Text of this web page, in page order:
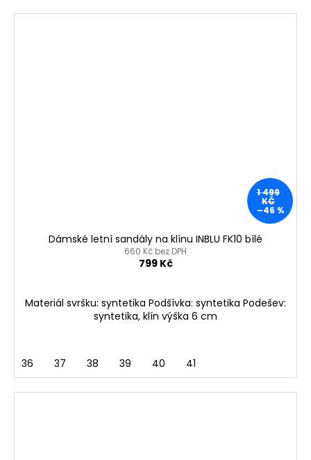
1 499
KČ
–46 %
Dámské letní sandály na klínu INBLU FK10 bílé
660 Kč bez DPH
799 Kč
Materiál svršku: syntetika Podšívka: syntetika Podešev:
syntetika, klín výška 6 cm
36 37 38 39 40 41